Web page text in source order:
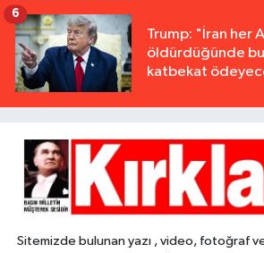
Trump: "İran her
öldürdüğünde
katbekat
6
Sitemizde bulunan yazı , video, fotoğraf